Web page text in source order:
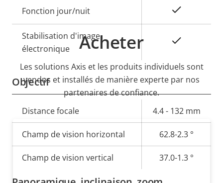
Fonction jour/nuit
Stabilisation d'image
électronique
Objectif
Description
de la
propriété
la
propriété
Distance focale 4.4 - 132 mm
Champ de vision horizontal 62.8-2.3 °
Champ de vision vertical 37.0-1.3 °
Acheter
Les solutions Axis et les produits individuels sont
vendus et installés de manière experte par nos
partenaires de confiance.